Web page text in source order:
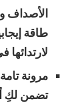
الأصداف
طاقة
مرونة
تضمن لكِ